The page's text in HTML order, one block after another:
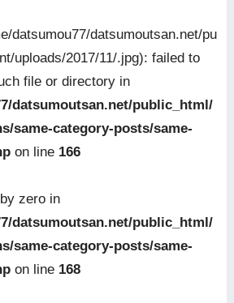
datsumou77/datsumoutsan.net/pu
uploads/2017/11/.jpg): failed to
file or directory in
datsumoutsan.net/public_html/
same-category-posts/same-
on line 166
zero in
datsumoutsan.net/public_html/
same-category-posts/same-
on line 168